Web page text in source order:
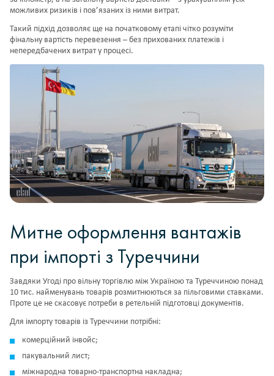
можливих ризиків і пов’язаних із ними витрат.
Такий підхід дозволяє ще на початковому етапі чітко розуміти
фінальну вартість перевезення – без прихованих платежів і
непередбачених витрат у процесі.
Митне оформлення вантажів
при імпорті з Туреччини
Завдяки Угоді про вільну торгівлю між Україною та Туреччиною понад
10 тис. найменувань товарів розмитнюються за пільговими ставками.
Проте це не скасовує потреби в ретельній підготовці документів.
Для імпорту товарів із Туреччини потрібні:
комерційний інвойс;
пакувальний лист;
міжнародна товарно-транспортна накладна;